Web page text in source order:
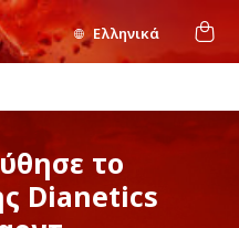
Ελληνικά
το
Dianetics